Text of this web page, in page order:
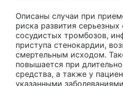
Описаны случаи при
риска развития
сосудистых тромбозов,
приступа стенокардии,
смертельным исходом.
повышается при
средства, а также у
указанными